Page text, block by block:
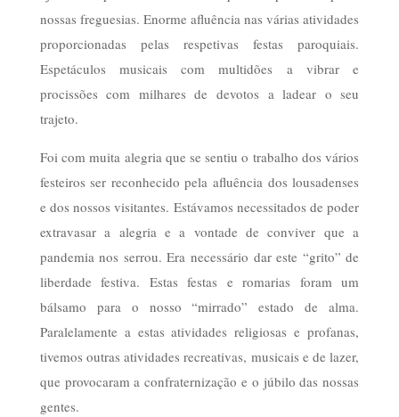
nossas freguesias. Enorme afluência nas várias atividades
proporcionadas pelas respetivas festas paroquiais.
Espetáculos musicais com multidões a vibrar e
procissões com milhares de devotos a ladear o seu
trajeto.
Foi com muita alegria que se sentiu o trabalho dos vários
festeiros ser reconhecido pela afluência dos lousadenses
e dos nossos visitantes. Estávamos necessitados de poder
extravasar a alegria e a vontade de conviver que a
pandemia nos serrou. Era necessário dar este “grito” de
liberdade festiva. Estas festas e romarias foram um
bálsamo para o nosso “mirrado” estado de alma.
Paralelamente a estas atividades religiosas e profanas,
tivemos outras atividades recreativas, musicais e de lazer,
que provocaram a confraternização e o júbilo das nossas
gentes.